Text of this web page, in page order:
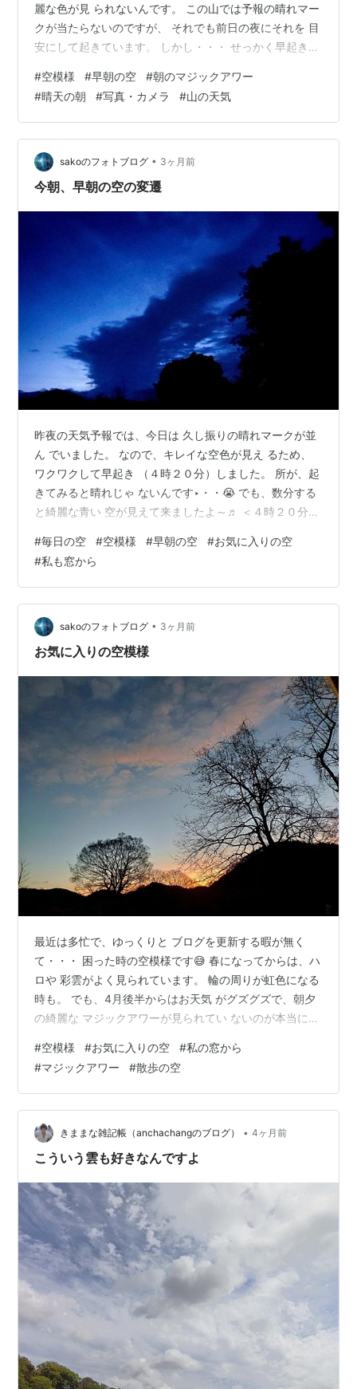
麗な色が見 られないんです。 この山では予報の晴れマー
クが当たらないのですが、 それでも前日の夜にそれを 目
安にして起きています。 しかし・・・ せっかく早起きし
の空が見られましたよ。 ＜４時２０分の空＞ この色に関
しては、本当は もっと濃い色でしたが、ス マホからＰＣ
に持ってくる と全然良い色じゃないです😱 ＜４時３５分
の空＞ ＜４時４５分の空＞ 今朝は偶然（？）予報が 当
たって良かったです♬ ランキング参加中日々の天気ラン
キン…
#空模様 #早朝の空 #朝のマジックアワー
#晴天の朝 #写真・カメラ #山の天気
sakoのフォトブログ • 3ヶ月前
今朝、早朝の空の変遷
昨夜の天気予報では、今日は 久し振りの晴れマークが並
ん でいました。 なので、キレイな空色が見え るため、
ワクワクして早起き （４時２０分）しました。 所が、起
きてみると晴れじゃ ないんです‣・・😭 でも、数分する
と綺麗な青い 空が見えて来ましたよ～♬ ＜４時２０分＞
そもそもここの山はお 天気が殆ど当たらないのです よね
😥 でも、予報ではこの良いお天 気の状態は２時間くらい
で、 その後は残念ながら曇りとな っています。 でも、
結果、早起きして良か ったかも😆 ランキング参加中空の
写真ランキング参加中日々の天気ランキング参加中日常
ランキング…
#毎日の空 #空模様 #早朝の空 #お気に入りの空
#私も窓から
sakoのフォトブログ • 3ヶ月前
お気に入りの空模様
最近は多忙で、ゆっくりと ブログを更新する暇が無く
て・・・ 困った時の空模様です😅 春になってからは、ハ
ロや 彩雲がよく見られています。 輪の周りが虹色になる
時も。 でも、4月後半からはお天気 がグズグズで、朝夕
の綺麗な マジックアワーが見られてい ないのが本当に寂
日々の天気ランキング参加中日常ランキング参加中お写
んぽ日記 最高気温 ８．５度 最低気温 ７．０度
#空模様 #お気に入りの空 #私の窓から
#マジックアワー #散歩の空
きままな雑記帳（anchachangのブログ） • 4ヶ月前
こういう雲も好きなんですよ